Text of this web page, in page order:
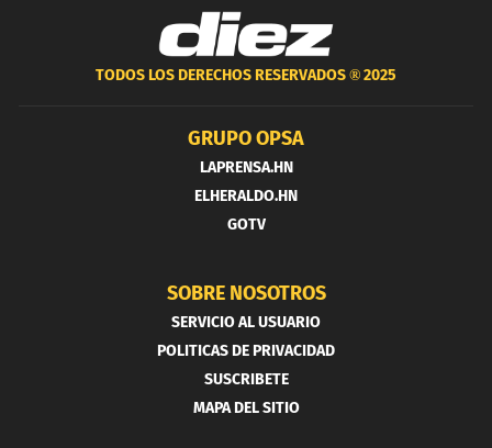
TODOS LOS DERECHOS RESERVADOS ®2025
GRUPO OPSA
LAPRENSA.HN
ELHERALDO.HN
GOTV
SOBRE NOSOTROS
SERVICIO AL USUARIO
POLITICAS DE PRIVACIDAD
SUSCRIBETE
MAPA DEL SITIO